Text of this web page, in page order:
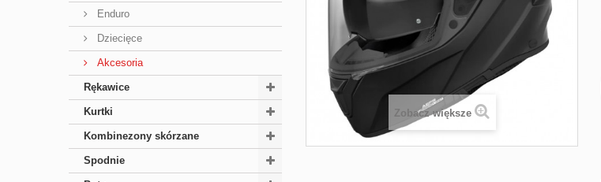
Enduro
Dziecięce
Akcesoria
Rękawice
Kurtki
Kombinezony skórzane
Spodnie
Zobacz większe